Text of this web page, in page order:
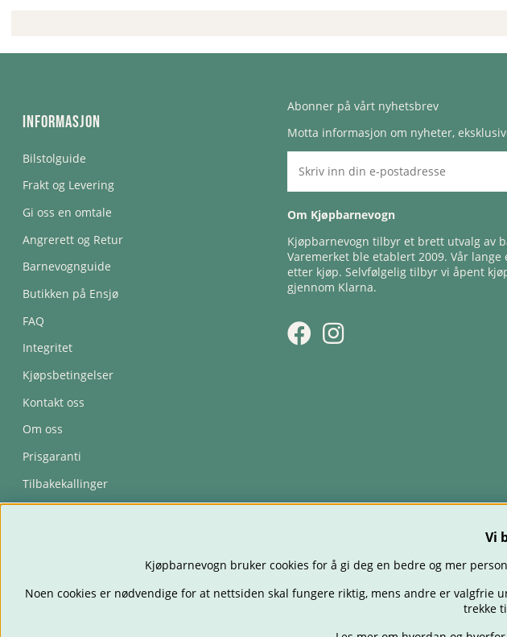
Informasjon
Bilstolguide
Frakt og Levering
Gi oss en omtale
Angrerett og Retur
Barnevognguide
Butikken på Ensjø
FAQ
Integritet
Kjøpsbetingelser
Kontakt oss
Om oss
Prisgaranti
Tilbakekallinger
Abonner på vårt nyhetsbrev
Motta informasjon om nyheter,
Om Kjøpbarnevogn
Kjøpbarnevogn tilbyr et brett utvalg av
Varemerket ble etablert 2009. Vår
etter kjøp. Selvfølgelig tilbyr vi åpent
gjennom Klarna.
Vi
Kjøpbarnevogn bruker cookies for å gi deg en bedre og mer
Noen cookies er nødvendige for at nettsiden skal fungere riktig, mens andre er valgfrie
trekke